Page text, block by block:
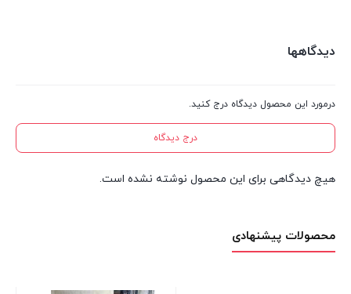
دیدگاهها
درمورد این محصول دیدگاه درج کنید.
درج دیدگاه
هیچ دیدگاهی برای این محصول نوشته نشده است.
محصولات پیشنهادی